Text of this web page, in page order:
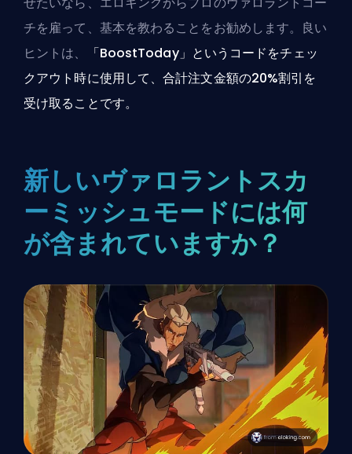
チを雇って 、基本を教わることをお勧めします。良い
ヒントは、
「BoostToday」というコードをチェッ
クアウト時に使用して、合計注文金額の20%割引を
受け取ることです。
新しいヴァロラントスカ
ーミッシュモードには何
が含まれていますか？